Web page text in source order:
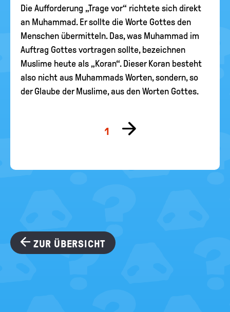
Die Aufforderung „Trage vor“ richtete sich direkt
an Muhammad. Er sollte die Worte Gottes den
Menschen übermitteln. Das, was Muhammad im
Auftrag Gottes vortragen sollte, bezeichnen
Muslime heute als „Koran“. Dieser Koran besteht
also nicht aus Muhammads Worten, sondern, so
der Glaube der Muslime, aus den Worten Gottes.
1
Zur
ZUR ÜBERSICHT